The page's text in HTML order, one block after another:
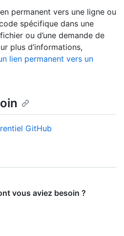
permanent vers une ligne ou
spécifique dans une
ou d’une demande de
plus d’informations,
lien permanent vers un
GitHub
vous aviez besoin ?